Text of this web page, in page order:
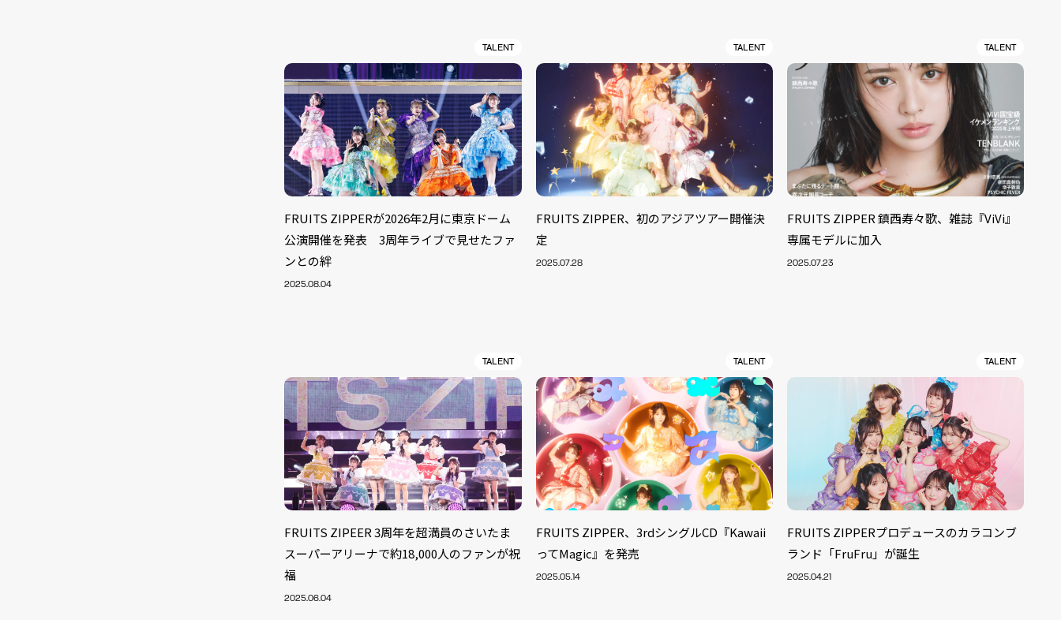
TALENT
FRUITS ZIPPERが2026年2月に東京ドーム
公演開催を発表 3周年ライブで見せたファ
ンとの絆
2025.08.04
TALENT
FRUITS ZIPPER、初のアジアツアー開催決
定
2025.07.28
TALENT
FRUITS ZIPPER 鎮西寿々歌、雑誌『ViVi』
専属モデルに加入
2025.07.23
TALENT
FRUITS ZIPEER 3周年を超満員のさいたま
スーパーアリーナで約18,000人のファンが祝
福
2025.06.04
TALENT
FRUITS ZIPPER、3rdシングルCD『Kawaii
ってMagic』を発売
2025.05.14
TALENT
FRUITS ZIPPERプロデュースのカラコンブ
ランド「FruFru」が誕生
2025.04.21